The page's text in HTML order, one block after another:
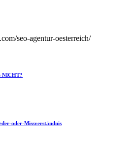
seo-agentur-oesterreich/
NICHT?
oder-Missverständnis